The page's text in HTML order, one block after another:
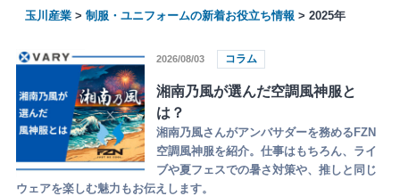
玉川産業> 制服・ユニフォームの新着お役立ち情報 > 2025年
2026/08/03 コラム
湘南乃風が選んだ空調風神服と
は？
湘南乃風さんがアンバサダーを務めるFZN
空調風神服を紹介。仕事はもちろん、ライ
ブや夏フェスでの暑さ対策や、推しと同じ
ウェアを楽しむ魅力もお伝えします。